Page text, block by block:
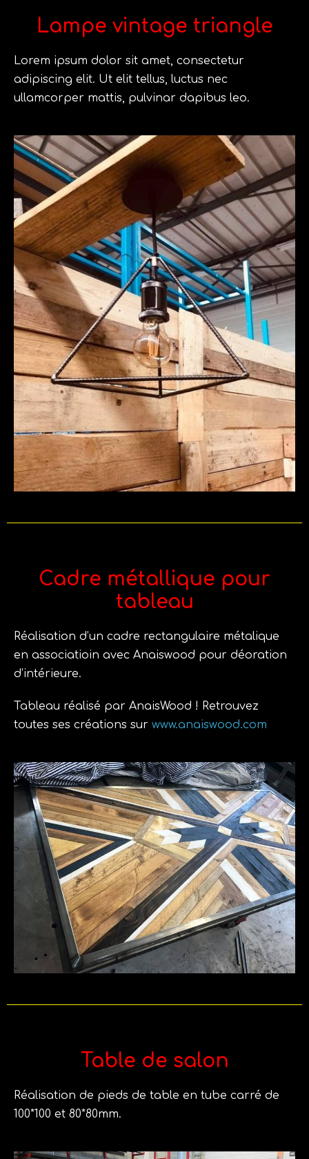
Lampe vintage triangle
Lorem ipsum dolor sit amet, consectetur
adipiscing elit. Ut elit tellus, luctus nec
ullamcorper mattis, pulvinar dapibus leo.
Cadre métallique pour
tableau
Réalisation d’un cadre rectangulaire métalique
en associatioin avec Anaiswood pour déoration
d’intérieure.
Tableau réalisé par AnaisWood ! Retrouvez
toutes ses créations sur www.anaiswood.com
Table de salon
Réalisation de pieds de table en tube carré de
100*100 et 80*80mm.